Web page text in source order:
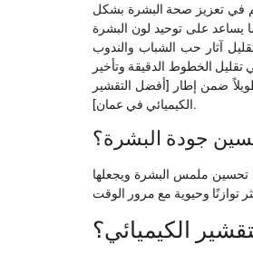
في تعزيز صحة البشرة بشكل
يساعد على توحيد لون البشرة
آثار حب الشباب والندوب
الخطوط الدقيقة وتأخير
ضمن إطار [أفضل التقشير
الكيميائي في عمان].
جودة البشرة؟
تحسين ملمس البشرة ويجعلها
الكيميائي؟